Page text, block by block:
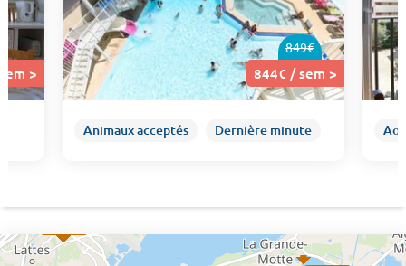
>
849€
844€ / sem >
Animaux acceptés Dernière minute